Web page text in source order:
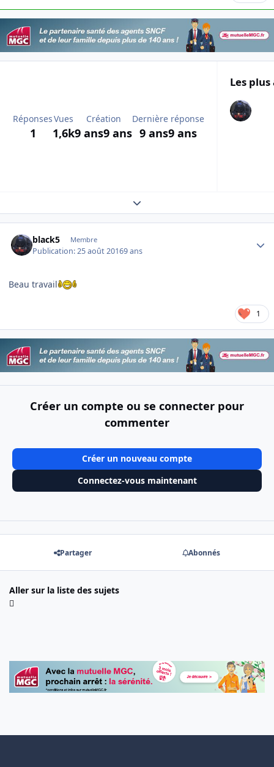
Réponses
1
Vues
1,6k
Création
9 ans9 ans
Dernière réponse
9 ans9 ans
Les
Expand topic overview
black5 Membre
Publication:25 août 20169 ans
Beau travail
1
Créer un compte ou se connecter pour
commenter
Créer un nouveau compte
Connectez-vous maintenant
Partager Abonnés
Aller sur la liste des sujets